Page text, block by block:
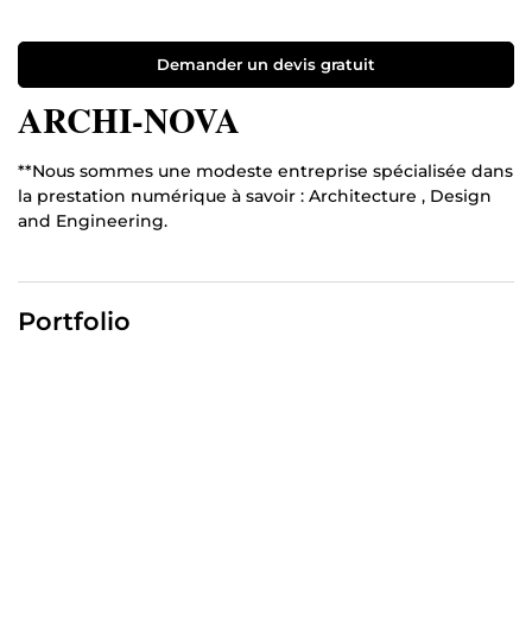
Demander un devis gratuit
ARCHI-NOVA
**Nous sommes une modeste entreprise spécialisée dans
la prestation numérique à savoir : Architecture , Design
and Engineering.
Portfolio